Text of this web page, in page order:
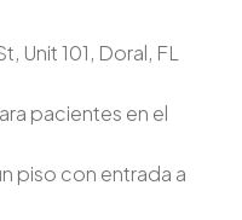
Unit 101, Doral, FL
pacientes en el
piso con entrada a